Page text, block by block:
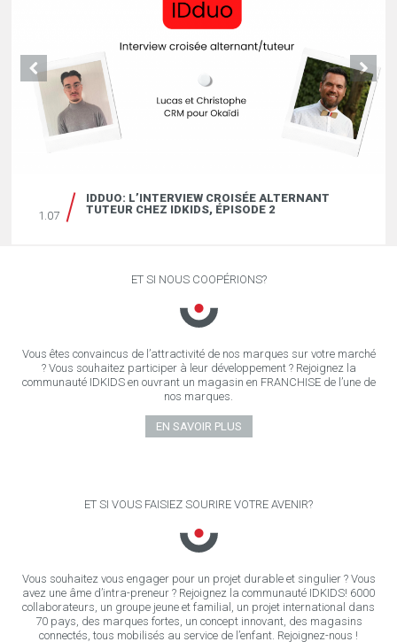
1.07
IDDUO: L’INTERVIEW CROISÉE ALTERNANT
TUTEUR CHEZ IDKIDS, ÉPISODE 2
ET SI NOUS COOPÉRIONS?
Vous êtes convaincus de l’attractivité de nos marques sur votre marché
? Vous souhaitez participer à leur développement ? Rejoignez la
communauté IDKIDS en ouvrant un magasin en FRANCHISE de l’une de
nos marques.
EN SAVOIR PLUS
ET SI VOUS FAISIEZ SOURIRE VOTRE AVENIR?
Vous souhaitez vous engager pour un projet durable et singulier ? Vous
avez une âme d’intra-preneur ? Rejoignez la communauté IDKIDS! 6000
collaborateurs, un groupe jeune et familial, un projet international dans
70 pays, des marques fortes, un concept innovant, des magasins
connectés, tous mobilisés au service de l’enfant. Rejoignez-nous !